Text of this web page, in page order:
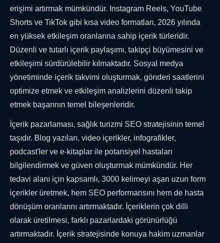
erişimi artırmak mümkündür. Instagram Reels, YouTube
Shorts ve TikTok gibi kısa video formatları, 2026 yılında
en yüksek etkileşim oranlarına sahip içerik türleridir.
Düzenli ve tutarlı içerik paylaşımı, takipçi büyümesini ve
etkileşimi sürdürülebilir kılmaktadır. Sosyal medya
yönetiminde içerik takvimi oluşturmak, gönderi saatlerini
optimize etmek ve etkileşim analizlerini düzenli takip
etmek başarının temel bileşenleridir.
İçerik pazarlaması, sağlık turizmi SEO stratejisinin temel
taşıdır. Blog yazıları, video içerikler, infografikler,
podcast'ler ve e-kitaplar ile potansiyel hastaları
bilgilendirmek ve güven oluşturmak mümkündür. Her
tedavi alanı için kapsamlı, 3000 kelimeyi aşan uzun form
içerikler üretmek, hem SEO performansını hem de hasta
dönüşüm oranlarını artırmaktadır. İçeriklerin çok dilli
olarak üretilmesi, farklı pazarlardaki görünürlüğü
artırmaktadır. İçerik stratejisinde konuya hakim uzmanlar